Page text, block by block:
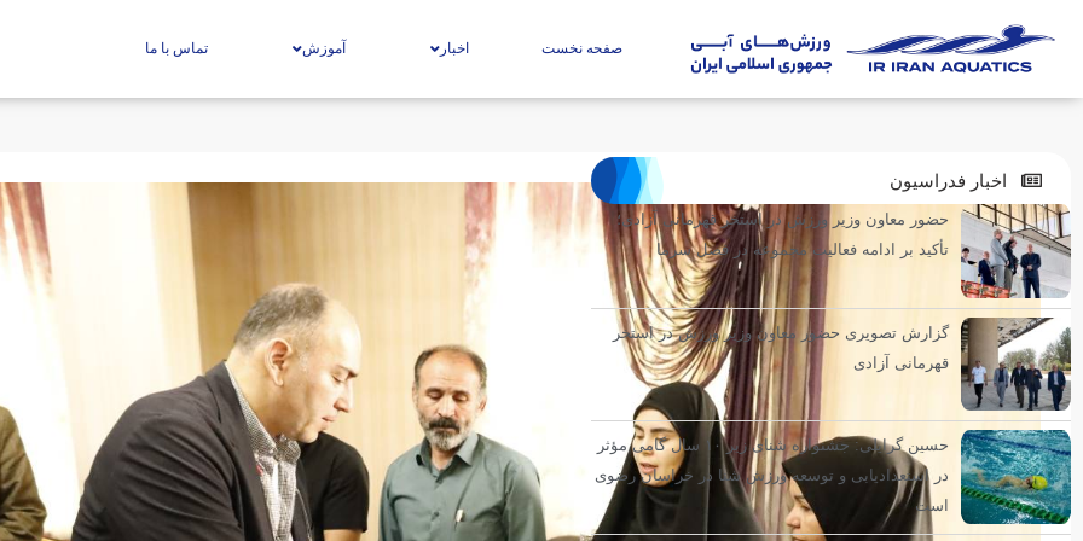
صفحه نخست اخبار آموزش تماس با ما
اخبار فدراسیون
حضور معاون وزیر ورزش در استخر قهرمانی آزادی؛
تأکید بر ادامه فعالیت مجموعه در فصل سرما
گزارش تصویری حضور معاون وزیر ورزش در استخر
قهرمانی آزادی
حسین گرایلی: جشنواره شنای زیر ۱۰ سال گامی مؤثر
در استعدادیابی و توسعه ورزش شنا در خراسان رضوی
است